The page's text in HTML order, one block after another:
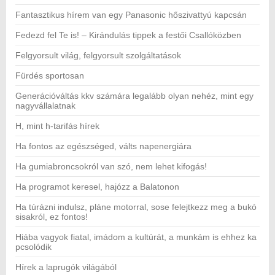
Fantasztikus hírem van egy Panasonic hőszivattyú kapcsán
Fedezd fel Te is! – Kirándulás tippek a festői Csallóközben
Felgyorsult világ, felgyorsult szolgáltatások
Fürdés sportosan
Generációváltás kkv számára legalább olyan nehéz, mint egy
nagyvállalatnak
H, mint h-tarifás hírek
Ha fontos az egészséged, válts napenergiára
Ha gumiabroncsokról van szó, nem lehet kifogás!
Ha programot keresel, hajózz a Balatonon
Ha túrázni indulsz, pláne motorral, sose felejtkezz meg a bukó
sisakról, ez fontos!
Hiába vagyok fiatal, imádom a kultúrát, a munkám is ehhez ka
pcsolódik
Hírek a laprugók világából